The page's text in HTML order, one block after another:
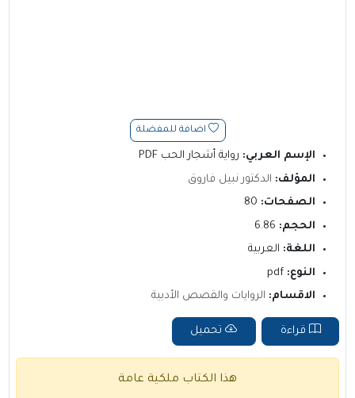
اضافة للمفضلة
الإسم العربي: رواية أشجار الحب PDF
المؤلف: الدكتور نبيل فاروق
الصفحات:
الحجم:
اللغة: العربية
النوع:
الاقسام: الروايات والقصص الأدبية
قراءة تحميل
هذا الكتاب ملكية عامة